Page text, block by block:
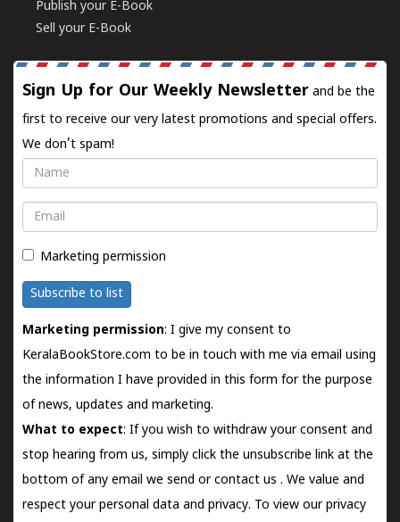
Publish your E-Book
Sell your E-Book
Sign Up for Our Weekly Newsletter and be the
first to receive our very latest promotions and special offers.
We don't spam!
Name
Email
Marketing permission
Subscribe to list
Marketing permission: I give my consent to
KeralaBookStore.com to be in touch with me via email using
the information I have provided in this form for the purpose
of news, updates and marketing.
What to expect: If you wish to withdraw your consent and
stop hearing from us, simply click the unsubscribe link at the
bottom of any email we send orcontact us . We value and
respect your personal data and privacy. To view our privacy